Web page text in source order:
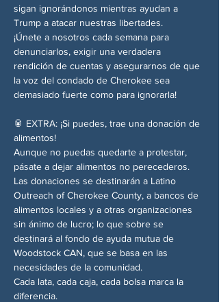
sigan ignorándonos mientras ayudan a
Trump a atacar nuestras libertades.
¡Únete a nosotros cada semana para
denunciarlos, exigir una verdadera
rendición de cuentas y asegurarnos de que
la voz del condado de Cherokee sea
demasiado fuerte como para ignorarla!
🥫 EXTRA: ¡Si puedes, trae una donación de
alimentos!
Aunque no puedas quedarte a protestar,
pásate a dejar alimentos no perecederos.
Las donaciones se destinarán a Latino
Outreach of Cherokee County, a bancos de
alimentos locales y a otras organizaciones
sin ánimo de lucro; lo que sobre se
destinará al fondo de ayuda mutua de
Woodstock CAN, que se basa en las
necesidades de la comunidad.
Cada lata, cada caja, cada bolsa marca la
diferencia.